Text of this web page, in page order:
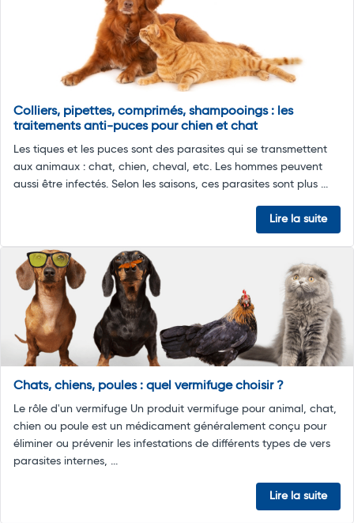
Colliers, pipettes, comprimés, shampooings : les
traitements anti-puces pour chien et chat
Les tiques et les puces sont des parasites qui se transmettent
aux animaux : chat, chien, cheval, etc. Les hommes peuvent
aussi être infectés. Selon les saisons, ces parasites sont plus ...
Lire la suite
Chats, chiens, poules : quel vermifuge choisir ?
Le rôle d'un vermifuge Un produit vermifuge pour animal, chat,
chien ou poule est un médicament généralement conçu pour
éliminer ou prévenir les infestations de différents types de vers
parasites internes, ...
Lire la suite